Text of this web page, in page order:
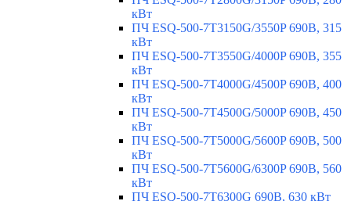
кВт
ПЧ ESQ-500-7T3150G/3550P 690В, 315
кВт
ПЧ ESQ-500-7T3550G/4000P 690В, 355
кВт
ПЧ ESQ-500-7T4000G/4500P 690В, 400
кВт
ПЧ ESQ-500-7T4500G/5000P 690В, 450
кВт
ПЧ ESQ-500-7T5000G/5600P 690В, 500
кВт
ПЧ ESQ-500-7T5600G/6300P 690В, 560
кВт
ПЧ ESQ-500-7T6300G 690В, 630 кВт